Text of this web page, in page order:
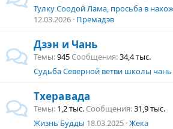
12.03.2026 Премадэв
Дзэн и Чань
Темы 945 Сообщения 34,4 тыс.
Судьба Северной ветви школы чань
Тхеравада
Темы 1,2 тыс. Сообщения 31,9 тыс.
Жизнь Будды 18.03.2025 Жека